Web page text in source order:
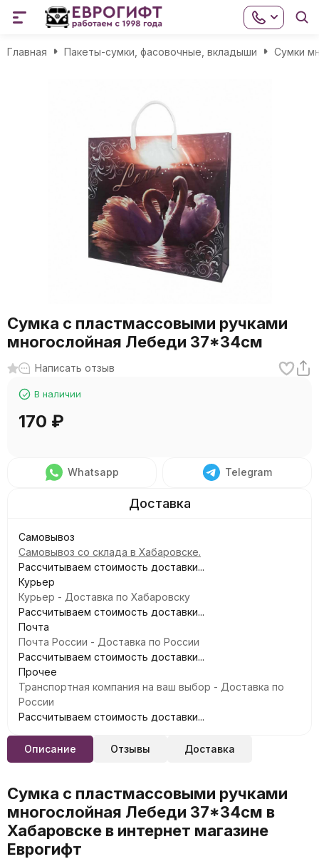
Главная Пакеты-сумки, фасовочные, вкладыши Сумки
Сумка с пластмассовыми ручками
многослойная Лебеди 37*34см
Написать отзыв
В наличии
170 ₽
Whatsapp Telegram
Самовывоз
Самовывоз со склада в Хабаровске.
Рассчитываем стоимость доставки...
Курьер
Курьер - Доставка по Хабаровску
Рассчитываем стоимость доставки...
Почта
Почта России - Доставка по России
Рассчитываем стоимость доставки...
Прочее
Транспортная компания на ваш выбор - Доставка по
России
Рассчитываем стоимость доставки...
Описание Отзывы Доставка
Сумка с пластмассовыми ручками
многослойная Лебеди 37*34см в
Хабаровске в интернет магазине
Еврогифт